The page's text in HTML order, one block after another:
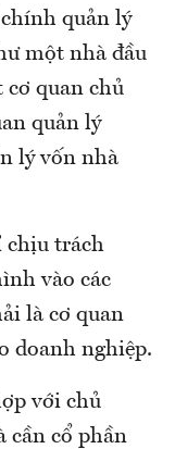
quản lý
một nhà đầu
quan chủ
quản lý
lý vốn nhà
chịu trách
vào các
là cơ quan
doanh nghiệp.
với chủ
cần cổ phần